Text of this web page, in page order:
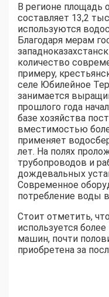
В регионе
составляет 13,2
используются
Благодаря мерам
количество
примеру,
селе Юбилейное
занимается
прошлого года
базе хозяйства
вместимостью
применяет
лет. На полях
трубопроводов и
дождевальных
Современное
потребление воды
Стоит отметить,
используется
машин, почти
приобретена за